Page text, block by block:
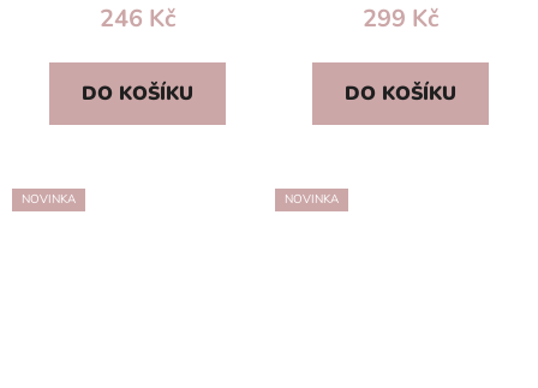
246 Kč
DO KOŠÍKU
299 Kč
DO KOŠÍKU
NOVINKA NOVINKA